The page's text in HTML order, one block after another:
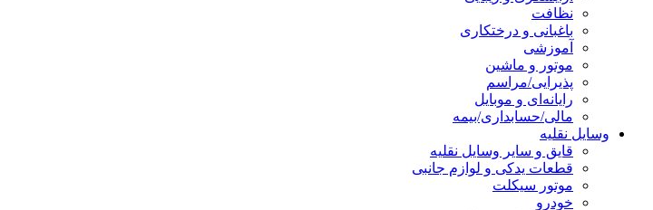
نظافت
باغبانی و درختکاری
آموزشی
موتور و ماشین
پذیرایی/مراسم
رایانه‌ای و موبایل
مالی/حسابداری/بیمه
وسایل نقلیه
قایق و سایر وسایل نقلیه
قطعات یدکی و لوازم جانبی
موتور سیکلت
خودرو